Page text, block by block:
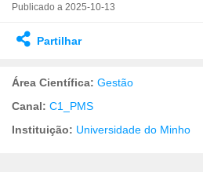
Publicado a 2025-10-13
Partilhar
Área Científica: Gestão
Canal: C1_PMS
Instituição: Universidade do Minho